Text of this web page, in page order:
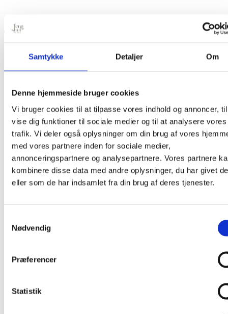
Samtykke Detaljer Om
Denne hjemmeside bruger cookies
Vi bruger cookies til at tilpasse vores indhold og annoncer,
vise dig funktioner til sociale medier og til at analysere vores
trafik. Vi deler også oplysninger om din brug af vores
med vores partnere inden for sociale medier,
annonceringspartnere og analysepartnere. Vores partnere
kombinere disse data med andre oplysninger, du har givet
eller som de har indsamlet fra din brug af deres tjenester.
Nødvendig
Præferencer
Statistik
Shop